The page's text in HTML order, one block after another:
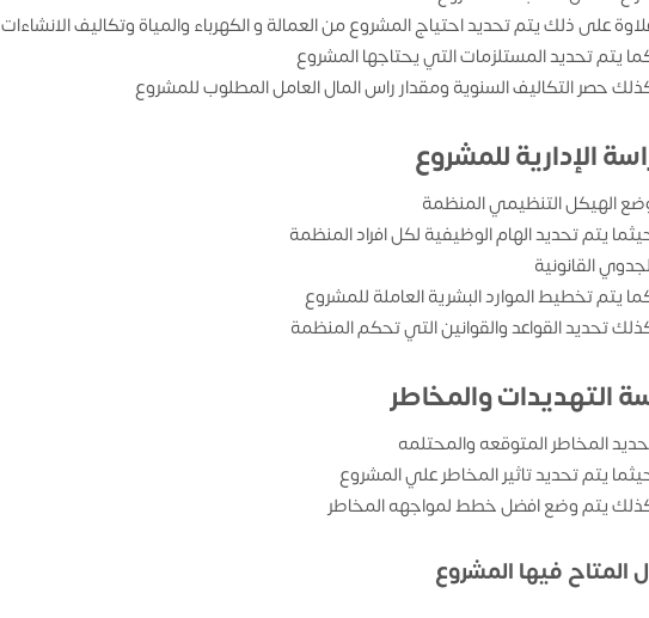
على ذلك يتم تحديد احتياج المشروع من العمالة و الكهرباء والمياة وتكاليف الانشاءات
يتم تحديد المستلزمات التي يحتاجها المشروع
حصر التكاليف السنوية ومقدار راس المال العامل المطلوب للمشروع
الإدارية للمشروع
الهيكل التنظيمي المنظمة
يتم تحديد الهام الوظيفية لكل افراد المنظمة
القانونية
يتم تخطيط الموارد البشرية العاملة للمشروع
تحديد القواعد والقوانين التي تحكم المنظمة
التهديدات والمخاطر
المخاطر المتوقعه والمحتلمه
يتم تحديد تاثير المخاطر علي المشروع
يتم وضع افضل خطط لمواجهه المخاطر
المتاح فيها المشروع